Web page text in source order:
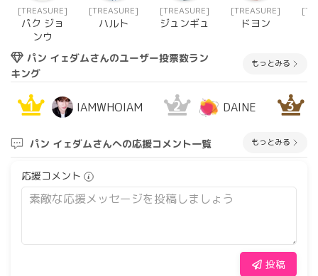
[TREASURE]
パク ジョ
ンウ
[TREASURE]
ハルト
[TREASURE]
ジュンギュ
[TREASURE]
ドヨン
パン イェダムさんのユーザー投票数ラン
キング
もっとみる
1 IAMWHOIAM 2 DAINE 3
パン イェダムさんへの応援コメント一覧 もっとみる
応援コメント
投稿